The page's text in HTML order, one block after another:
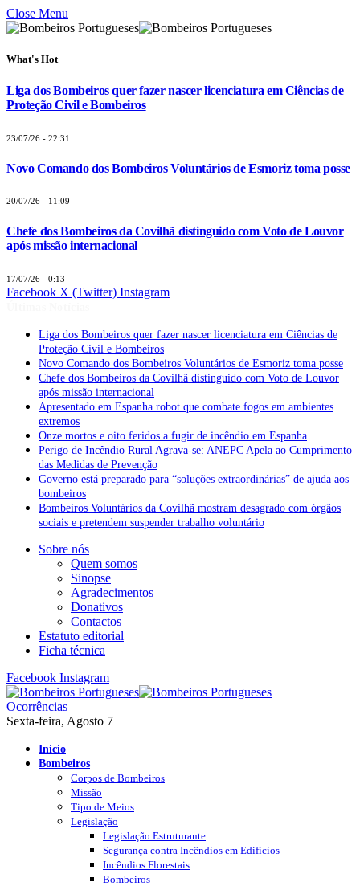
Close Menu
What's Hot
Liga dos Bombeiros quer fazer nascer licenciatura em Ciências de
Proteção Civil e Bombeiros
23/07/26 - 22:31
Novo Comando dos Bombeiros Voluntários de Esmoriz toma posse
20/07/26 - 11:09
Chefe dos Bombeiros da Covilhã distinguido com Voto de Louvor
após missão internacional
17/07/26 - 0:13
Facebook X (Twitter) Instagram
Liga dos Bombeiros quer fazer nascer licenciatura em Ciências de
Proteção Civil e Bombeiros
Novo Comando dos Bombeiros Voluntários de Esmoriz toma posse
Chefe dos Bombeiros da Covilhã distinguido com Voto de Louvor
após missão internacional
Apresentado em Espanha robot que combate fogos em ambientes
extremos
Onze mortos e oito feridos a fugir de incêndio em Espanha
Perigo de Incêndio Rural Agrava-se: ANEPC Apela ao Cumprimento
das Medidas de Prevenção
Governo está preparado para “soluções extraordinárias” de ajuda aos
bombeiros
Bombeiros Voluntários da Covilhã mostram desagrado com órgãos
sociais e pretendem suspender trabalho voluntário
Sobre nós
Quem somos
Sinopse
Agradecimentos
Donativos
Contactos
Estatuto editorial
Ficha técnica
Facebook Instagram
Ocorrências
Sexta-feira, Agosto 7
Início
Bombeiros
Corpos de Bombeiros
Missão
Tipo de Meios
Legislação
Legislação Estruturante
Segurança contra Incêndios em Edificios
Incêndios Florestais
Bombeiros